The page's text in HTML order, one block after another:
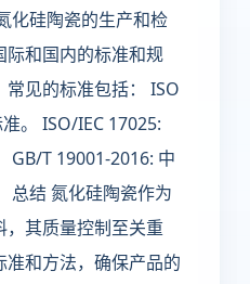
化硅陶瓷的生产和检
际和国内的标准和规
见的标准包括： ISO
。 ISO/IEC 17025:
GB/T 19001-2016: 中
总结 氮化硅陶瓷作为
，其质量控制至关重
和方法，确保产品的